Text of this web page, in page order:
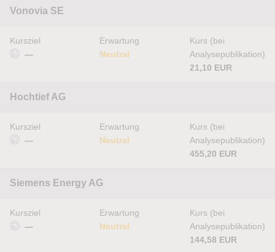
Vonovia SE
Kursziel
—
Erwartung
Neutral
Kurs (bei
Analysepublikation)
21,10 EUR
Hochtief AG
Kursziel
—
Erwartung
Neutral
Kurs (bei
Analysepublikation)
455,20 EUR
Siemens Energy AG
Kursziel
—
Erwartung
Neutral
Kurs (bei
Analysepublikation)
144,58 EUR